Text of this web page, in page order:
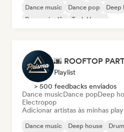
Dance music
Dance pop Deep
Rap em inglês
Tech House
Playlist
> 500 feedbacks enviados
Dance musicDance popDeep
Electropop
Adicionar artistas às minhas
Dance music Deep house